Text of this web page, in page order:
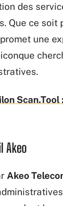
des
ce soit
une
Akeo
Akeo